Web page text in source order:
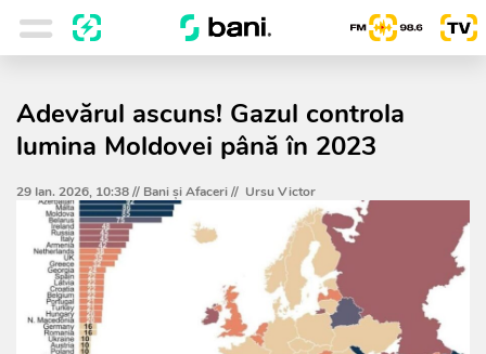
Adevărul ascuns! Gazul controla
lumina Moldovei până în 2023
29 Ian. 2026, 10:38 // Bani și Afaceri// Ursu Victor